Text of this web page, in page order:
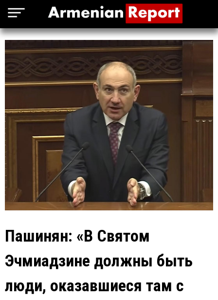
Пашинян: «В Святом
Эчмиадзине должны быть
люди, оказавшиеся там с